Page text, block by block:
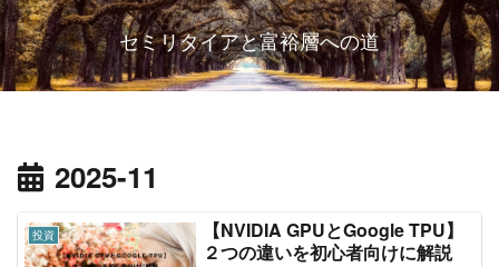
セミリタイアと富裕層への道
2025-11
投資
【NVIDIA GPUとGoogle TPU】
２つの違いを初心者向けに解説